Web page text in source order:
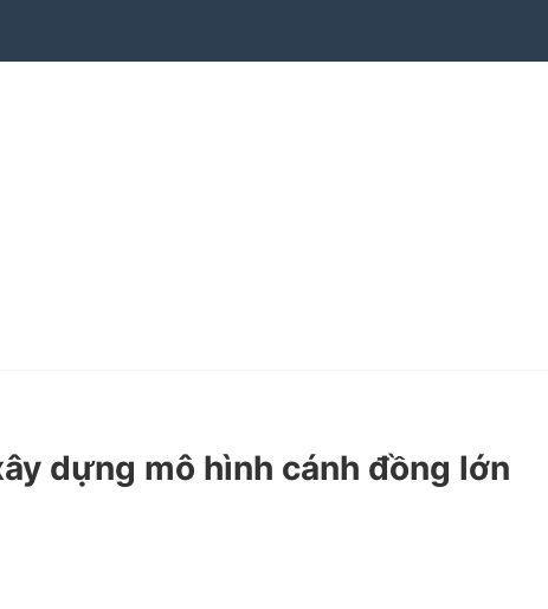
dựng mô hình cánh đồng lớn